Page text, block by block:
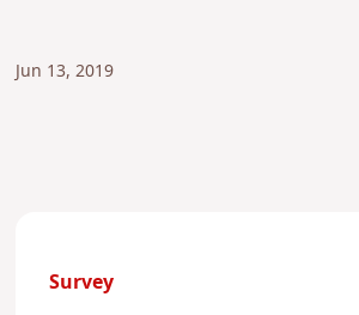
Jun 13, 2019
Survey